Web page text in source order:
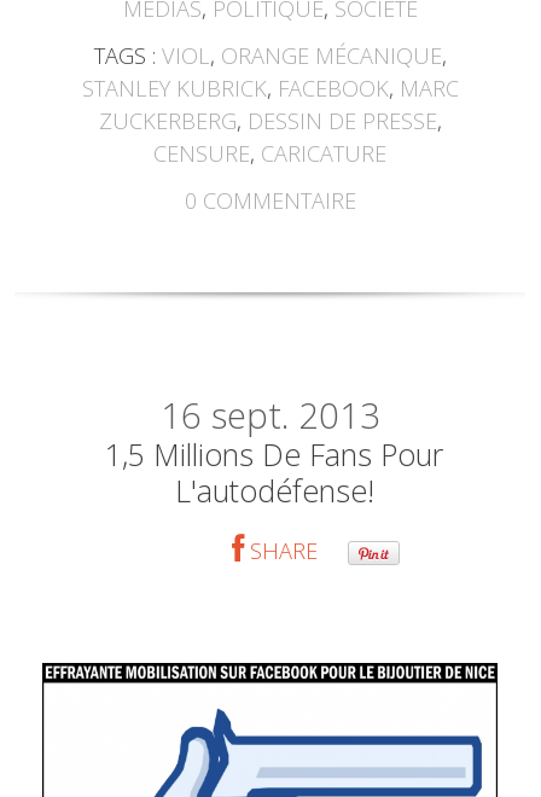
MEDIAS, POLITIQUE, SOCIÉTÉ
TAGS : VIOL, ORANGE MÉCANIQUE,
STANLEY KUBRICK, FACEBOOK, MARC
ZUCKERBERG, DESSIN DE PRESSE,
CENSURE, CARICATURE
0 COMMENTAIRE
16 sept. 2013
1,5 Millions De Fans Pour
L'autodéfense!
SHARE